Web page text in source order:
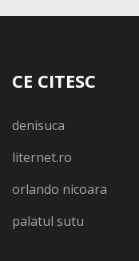
CE CITESC
denisuca
liternet.ro
orlando nicoara
palatul sutu